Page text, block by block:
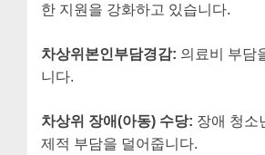
한 지원을 강화하고 있습니다.
차상위본인부담경감: 의료비 부담
니다.
차상위 장애(아동) 수당: 장애 청소
제적 부담을 덜어줍니다.